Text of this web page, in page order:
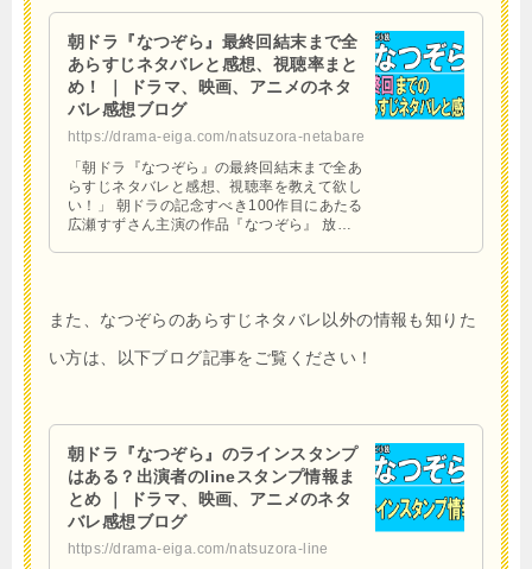
朝ドラ『なつぞら』最終回結末まで全
あらすじネタバレと感想、視聴率まと
め！ ｜ ドラマ、映画、アニメのネタ
バレ感想ブログ
https://drama-eiga.com/natsuzora-netabare
「朝ドラ『なつぞら』の最終回結末まで全あ
らすじネタバレと感想、視聴率を教えて欲し
い！」 朝ドラの記念すべき100作目にあたる
広瀬すずさん主演の作品『なつぞら』 放送
また、なつぞらのあらすじネタバレ以外の情報も知りた
い方は、以下ブログ記事をご覧ください！
朝ドラ『なつぞら』のラインスタンプ
はある？出演者のlineスタンプ情報ま
とめ ｜ ドラマ、映画、アニメのネタ
バレ感想ブログ
https://drama-eiga.com/natsuzora-line